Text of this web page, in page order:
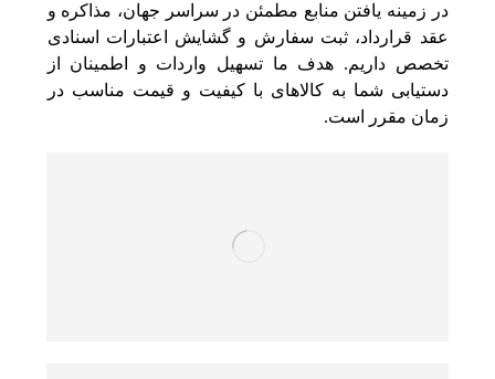
در زمینه یافتن منابع مطمئن در سراسر جهان، مذاکره و
عقد قرارداد، ثبت سفارش و گشایش اعتبارات اسنادی
تخصص داریم. هدف ما تسهیل واردات و اطمینان از
دستیابی شما به کالاهای با کیفیت و قیمت مناسب در
زمان مقرر است.